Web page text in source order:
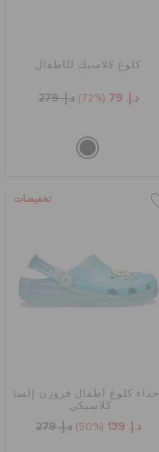
كلوغ كلاسيك للأطفال
د.إ. 79 (72%) د.إ. 279
تخفيضات
حذاء كلوغ أطفال فروزن إلسا
كلاسيكي
د.إ. 139 (50%) د.إ. 279